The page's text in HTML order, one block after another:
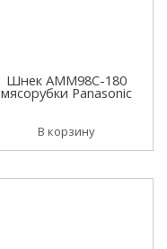
Шнек AMM98C-180
мясорубки Panasonic
В корзину